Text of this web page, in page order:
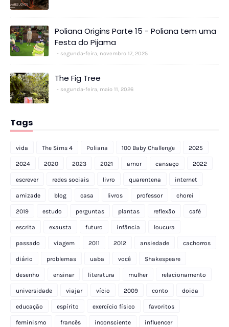
Poliana Origins Parte 15 - Poliana tem uma
Festa do Pijama
segunda-feira, novembro 17, 2025
The Fig Tree
segunda-feira, maio 11, 2026
Tags
vida The Sims 4 Poliana 100 Baby Challenge 2025
2024 2020 2023 2021 amor cansaço 2022
escrever redes sociais livro quarentena internet
amizade blog casa livros professor chorei
2019 estudo perguntas plantas reflexão café
escrita exausta futuro infância loucura
passado viagem 2011 2012 ansiedade cachorros
diário problemas uaba você Shakespeare
desenho ensinar literatura mulher relacionamento
universidade viajar vício 2009 conto doida
educação espírito exercício físico favoritos
feminismo francês inconsciente influencer